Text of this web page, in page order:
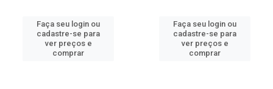
Faça seu login ou
cadastre-se para
ver preços e
comprar
Faça seu login ou
cadastre-se para
ver preços e
comprar